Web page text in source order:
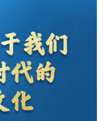
银龄 溯源中国
能源
时尚
亚太网